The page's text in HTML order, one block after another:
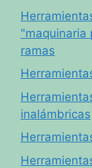
"maquinaria
ramas
inalámbricas